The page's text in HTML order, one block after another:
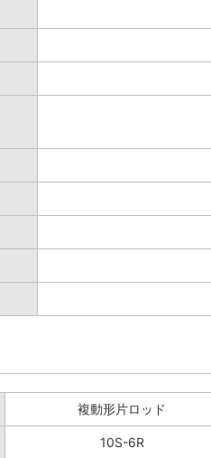
複動形片ロッド
10S-6R